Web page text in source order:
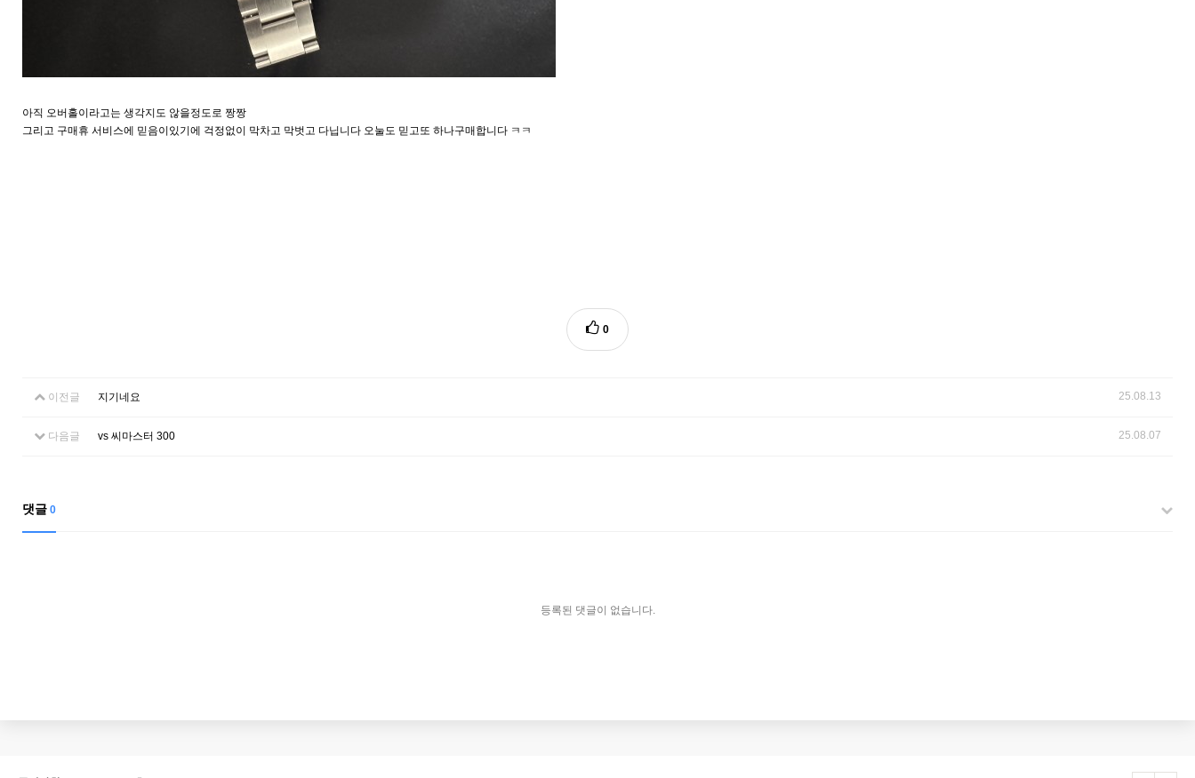
아직 오버홀이라고는 생각지도 않을정도로 짱짱
그리고 구매휴 서비스에 믿음이있기에 걱정없이 막차고 막벗고 다닙니다 오눌도 믿고또 하나구매합니다 ㅋㅋ
0
이전글 지기네요 25.08.13
다음글 vs 씨마스터 300 25.08.07
댓글 0
등록된 댓글이 없습니다.